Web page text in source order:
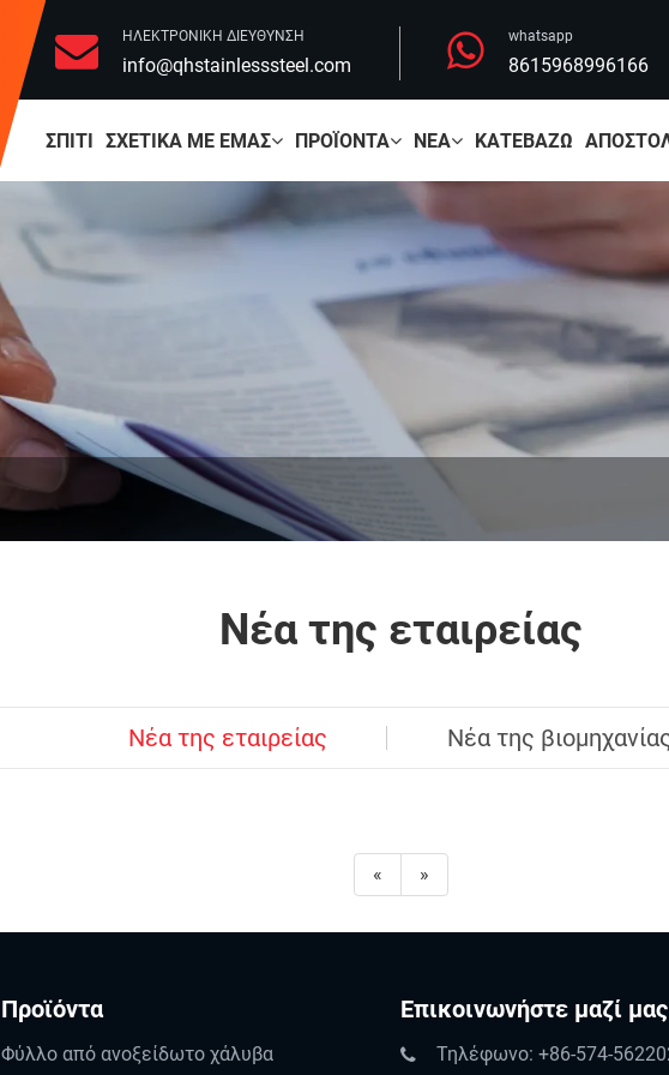
ΗΛΕΚΤΡΟΝΙΚΗ ΔΙΕΥΘΥΝΣΗ
info@qhstainlesssteel.com
whatsapp
8615968996166
ΣΠΊΤΙ ΣΧΕΤΙΚΆ ΜΕ ΕΜΆΣ ΠΡΟΪΌΝΤΑ ΝΈΑ ΚΑΤΕΒΆΖΩ
Νέα της εταιρείας
Νέα της εταιρείας Νέα της
« »
Προϊόντα
Φύλλο από ανοξείδωτο χάλυβα
Επικοινωνήστε μαζί μας
Τηλέφωνο: +86-574-